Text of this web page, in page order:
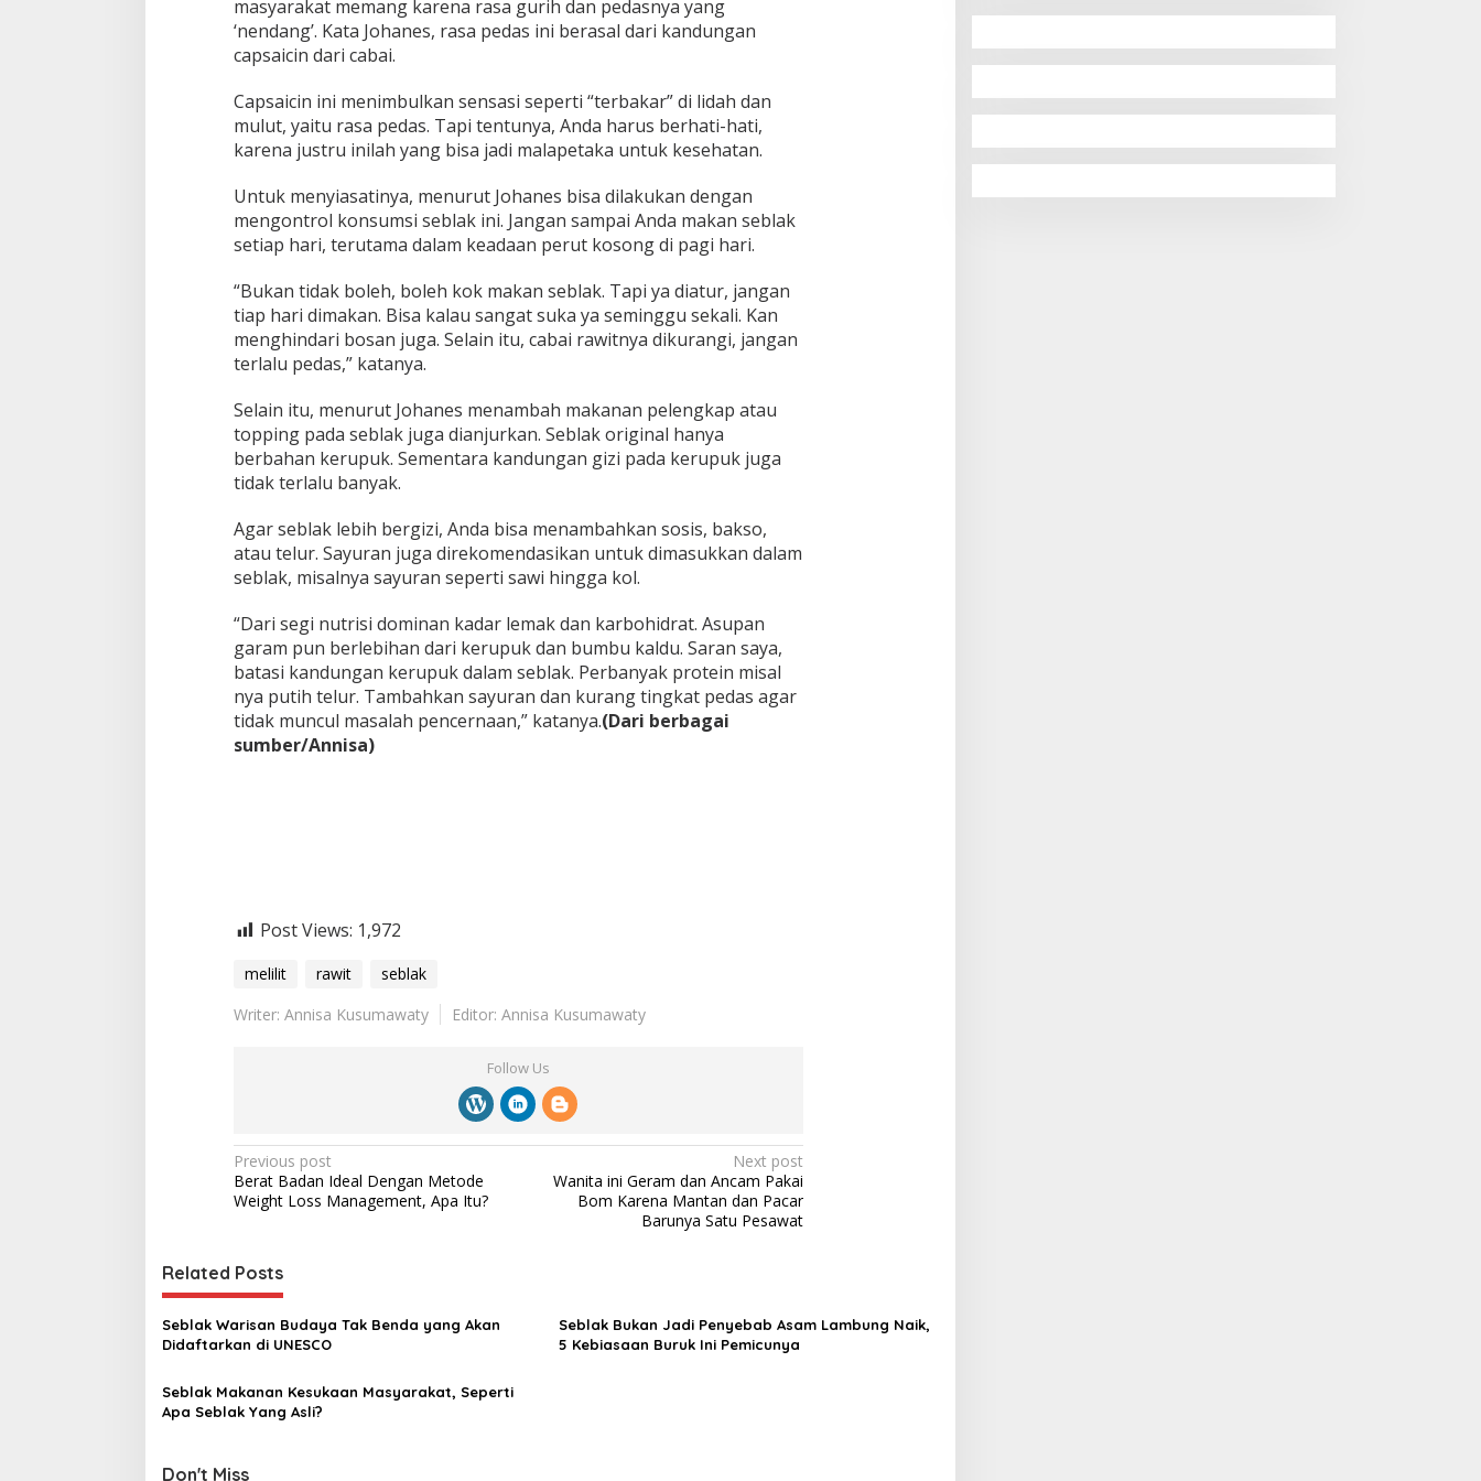
masyarakat memang karena rasa gurih dan pedasnya yang
‘nendang’. Kata Johanes, rasa pedas ini berasal dari kandungan
capsaicin dari cabai.
Capsaicin ini menimbulkan sensasi seperti “terbakar” di lidah dan
mulut, yaitu rasa pedas. Tapi tentunya, Anda harus berhati-hati,
karena justru inilah yang bisa jadi malapetaka untuk kesehatan.
Untuk menyiasatinya, menurut Johanes bisa dilakukan dengan
mengontrol konsumsi seblak ini. Jangan sampai Anda makan seblak
setiap hari, terutama dalam keadaan perut kosong di pagi hari.
“Bukan tidak boleh, boleh kok makan seblak. Tapi ya diatur, jangan
tiap hari dimakan. Bisa kalau sangat suka ya seminggu sekali. Kan
menghindari bosan juga. Selain itu, cabai rawitnya dikurangi, jangan
terlalu pedas,” katanya.
Selain itu, menurut Johanes menambah makanan pelengkap atau
topping pada seblak juga dianjurkan. Seblak original hanya
berbahan kerupuk. Sementara kandungan gizi pada kerupuk juga
tidak terlalu banyak.
Agar seblak lebih bergizi, Anda bisa menambahkan sosis, bakso,
atau telur. Sayuran juga direkomendasikan untuk dimasukkan dalam
seblak, misalnya sayuran seperti sawi hingga kol.
“Dari segi nutrisi dominan kadar lemak dan karbohidrat. Asupan
garam pun berlebihan dari kerupuk dan bumbu kaldu. Saran saya,
batasi kandungan kerupuk dalam seblak. Perbanyak protein misal
nya putih telur. Tambahkan sayuran dan kurang tingkat pedas agar
tidak muncul masalah pencernaan,” katanya.(Dari berbagai
sumber/Annisa)
Post Views: 1,972
melilit rawit
seblak
Writer: Annisa Kusumawaty
Editor: Annisa Kusumawaty
Follow Us
P
o
t
n
a
v
i
g
Previous post
Berat Badan Ideal Dengan Metode
Weight Loss Management, Apa Itu?
Next post
Wanita ini Geram dan Ancam Pakai
Bom Karena Mantan dan Pacar
Barunya Satu Pesawat
Related Posts
Seblak Warisan Budaya Tak Benda yang Akan
Didaftarkan di UNESCO
Seblak Bukan Jadi Penyebab Asam Lambung Naik,
5 Kebiasaan Buruk Ini Pemicunya
Seblak Makanan Kesukaan Masyarakat, Seperti
Apa Seblak Yang Asli?
Don't Miss